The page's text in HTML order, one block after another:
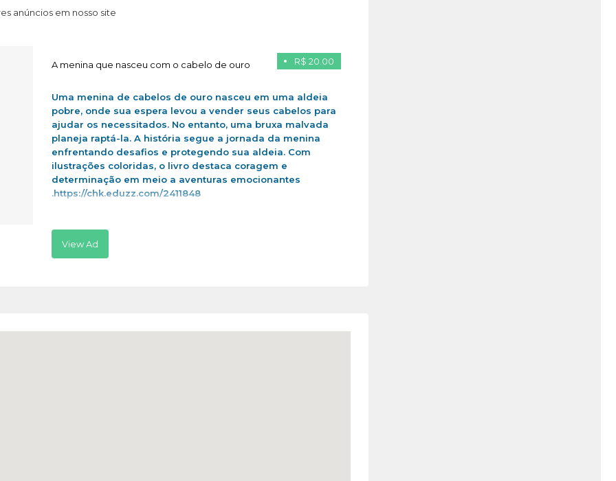
anúncios em nosso site
R$ 20.00
A menina que nasceu com o cabelo de ouro
Uma menina de cabelos de ouro nasceu em uma aldeia
pobre, onde sua espera levou a vender seus cabelos para
ajudar os necessitados. No entanto, uma bruxa malvada
planeja raptá-la. A história segue a jornada da menina
enfrentando desafios e protegendo sua aldeia. Com
ilustrações coloridas, o livro destaca coragem e
determinação em meio a aventuras emocionantes
.https://chk.eduzz.com/2411848
View Ad